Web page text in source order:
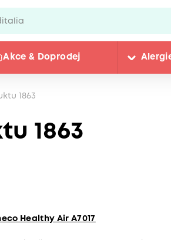
Akce & Doprodej
1863
1863
Healthy Air A7017